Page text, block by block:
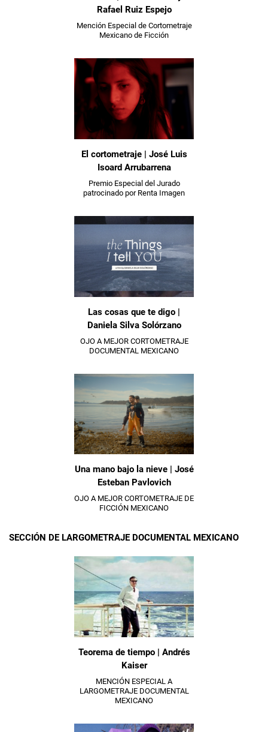
Rafael Ruiz Espejo
Mención Especial de Cortometraje
Mexicano de Ficción
El cortometraje | José Luis
Isoard Arrubarrena
Premio Especial del Jurado
patrocinado por Renta Imagen
Las cosas que te digo |
Daniela Silva Solórzano
OJO A MEJOR CORTOMETRAJE
DOCUMENTAL MEXICANO
Una mano bajo la nieve | José
Esteban Pavlovich
OJO A MEJOR CORTOMETRAJE DE
FICCIÓN MEXICANO
SECCIÓN DE LARGOMETRAJE DOCUMENTAL MEXICANO
Teorema de tiempo | Andrés
Kaiser
MENCIÓN ESPECIAL A
LARGOMETRAJE DOCUMENTAL
MEXICANO